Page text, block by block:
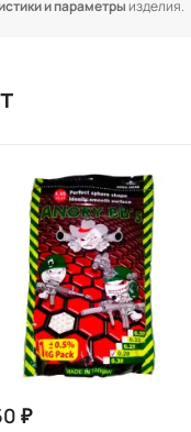
и параметрыизделия.
₽